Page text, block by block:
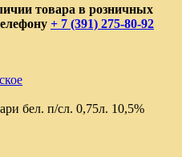
товара в розничных
+ 7 (391) 275-80-92
бел. п/сл. 0,75л. 10,5%